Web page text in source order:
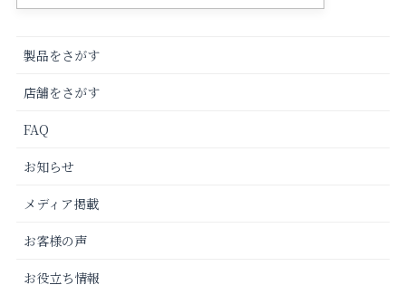
製品をさがす
店舗をさがす
FAQ
お知らせ
メディア掲載
お客様の声
お役立ち情報